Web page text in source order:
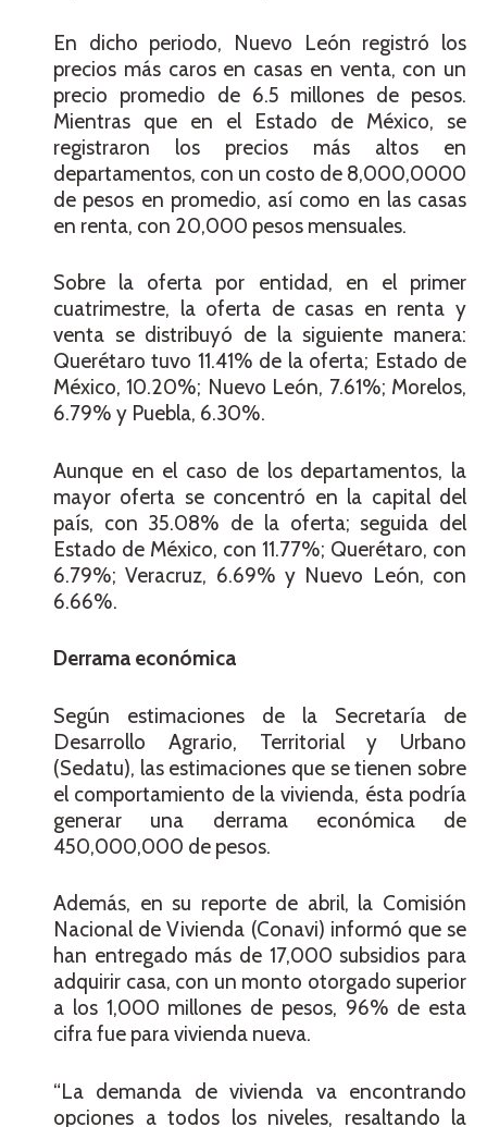
En dicho periodo, Nuevo León registró los
precios más caros en casas en venta, con un
precio promedio de 6.5 millones de pesos.
Mientras que en el Estado de México, se
registraron los precios más altos en
departamentos, con un costo de 8,000,0000
de pesos en promedio, así como en las casas
en renta, con 20,000 pesos mensuales.
Sobre la oferta por entidad, en el primer
cuatrimestre, la oferta de casas en renta y
venta se distribuyó de la siguiente manera:
Querétaro tuvo 11.41% de la oferta; Estado de
México, 10.20%; Nuevo León, 7.61%; Morelos,
6.79% y Puebla, 6.30%.
Aunque en el caso de los departamentos, la
mayor oferta se concentró en la capital del
país, con 35.08% de la oferta; seguida del
Estado de México, con 11.77%; Querétaro, con
6.79%; Veracruz, 6.69% y Nuevo León, con
6.66%.
Derrama económica
Según estimaciones de la Secretaría de
Desarrollo Agrario, Territorial y Urbano
(Sedatu), las estimaciones que se tienen sobre
el comportamiento de la vivienda, ésta podría
generar una derrama económica de
450,000,000 de pesos.
Además, en su reporte de abril, la Comisión
Nacional de Vivienda (Conavi) informó que se
han entregado más de 17,000 subsidios para
adquirir casa, con un monto otorgado superior
a los 1,000 millones de pesos, 96% de esta
cifra fue para vivienda nueva.
“La demanda de vivienda va encontrando
opciones a todos los niveles, resaltando la